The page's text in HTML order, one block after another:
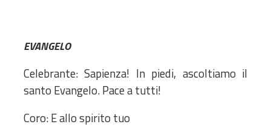
EVANGELO
Celebrante: Sapienza! In piedi, ascoltiamo il
santo Evangelo. Pace a tutti!
Coro: E allo spirito tuo